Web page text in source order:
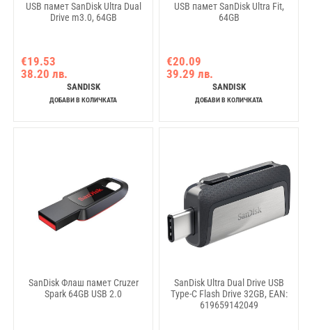
USB памет SanDisk Ultra Dual
Drive m3.0, 64GB
€19.53
38.20 лв.
SANDISK
ДОБАВИ В КОЛИЧКАТА
USB памет SanDisk Ultra Fit,
64GB
€20.09
39.29 лв.
SANDISK
ДОБАВИ В КОЛИЧКАТА
SanDisk Флаш памет Cruzer
Spark 64GB USB 2.0
SanDisk Ultra Dual Drive USB
Type-C Flash Drive 32GB, EAN:
619659142049